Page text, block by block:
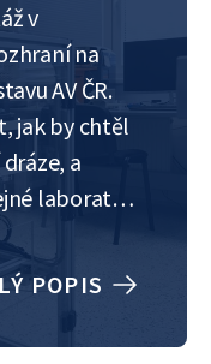
v
na
AV ČR.
jak by chtěl
a
laboratoři
obavy,
do
něčeho…
POPIS